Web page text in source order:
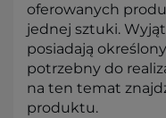
oferowanych
jednej sztuki.
posiadają
potrzebny do
na ten temat
produktu.